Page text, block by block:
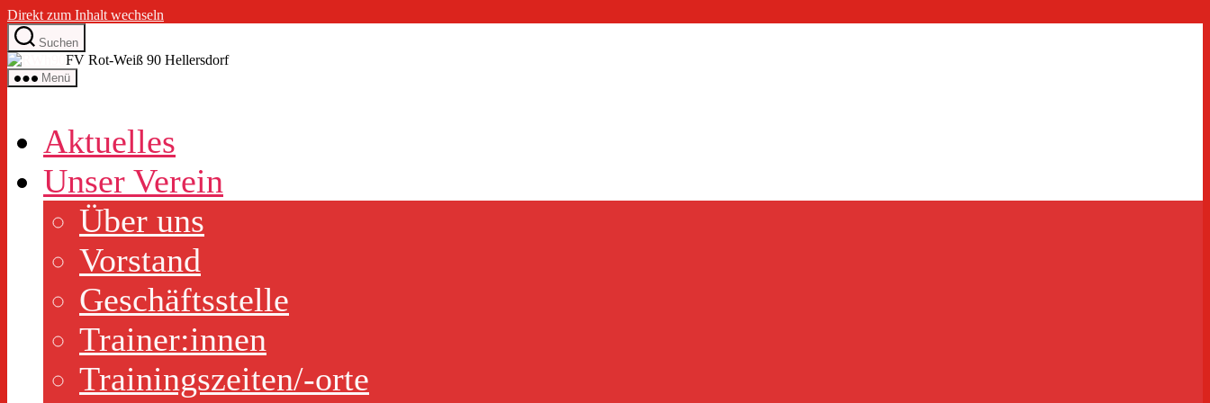
Direkt zum Inhalt wechseln
Suchen
FV Rot-Weiß 90 Hellersdorf
Menü
Aktuelles
Unser Verein
Über uns
Vorstand
Geschäftsstelle
Trainer:innen
Trainingszeiten/-orte